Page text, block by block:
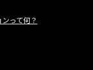
って何？